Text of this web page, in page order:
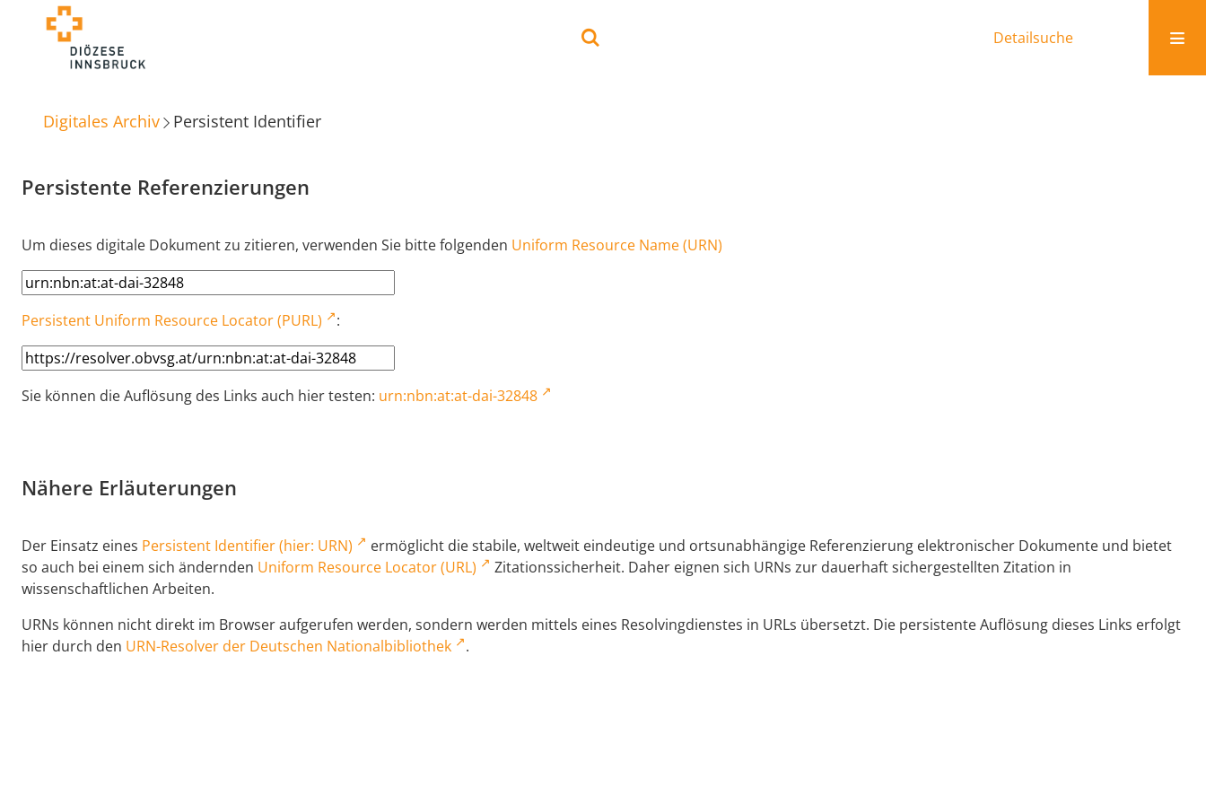
Detailsuche
Digitales Archiv Persistent Identifier
Persistente Referenzierungen
Um dieses digitale Dokument zu zitieren, verwenden Sie bitte folgenden Uniform Resource Name (URN)
Persistent Uniform Resource Locator (PURL) :
Sie können die Auflösung des Links auch hier testen: urn:nbn:at:at-dai-32848
Nähere Erläuterungen
Der Einsatz eines Persistent Identifier (hier: URN)
ermöglicht die stabile, weltweit eindeutige und ortsunabhängige Referenzierung elektronischer Dokumente und bietet
so auch bei einem sich ändernden Uniform Resource Locator (URL)
Zitationssicherheit. Daher eignen sich URNs zur dauerhaft sichergestellten Zitation in
wissenschaftlichen Arbeiten.
URNs können nicht direkt im Browser aufgerufen werden, sondern werden mittels eines Resolvingdienstes in URLs übersetzt. Die persistente Auflösung dieses Links erfolgt
hier durch den URN-Resolver der Deutschen Nationalbibliothek .